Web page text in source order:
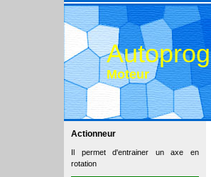
Autoprog
Moteur
Actionneur
Il permet d'entrainer un axe en
rotation